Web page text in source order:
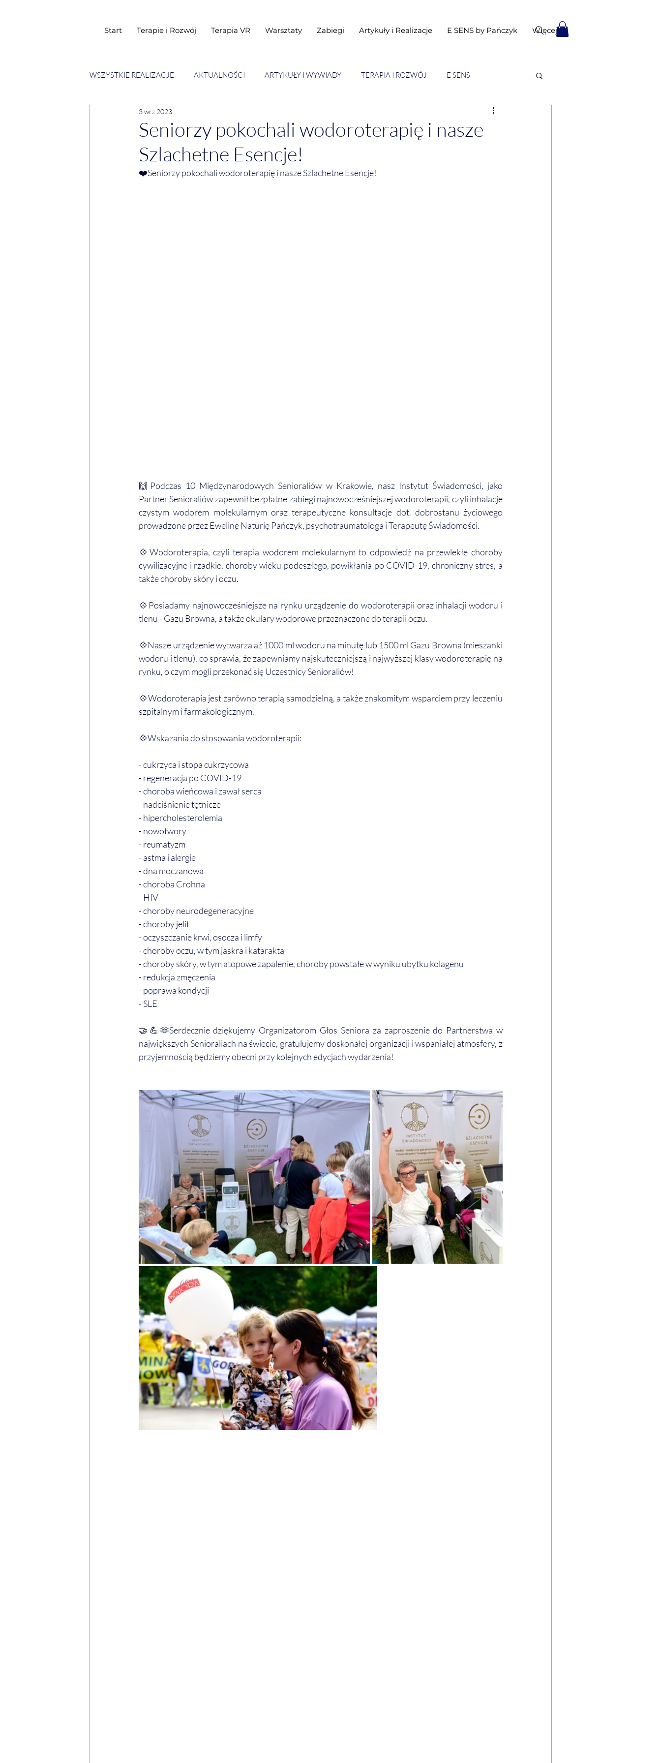
Start Terapie i Rozwój Terapia VR Warsztaty Zabiegi Artykuły i Realizacje E SENS by Pańczyk Więcej
WSZYSTKIE REALIZACJE AKTUALNOŚCI ARTYKUŁY I WYWIADY TERAPIA I ROZWÓJ E SENS
SESJE ESENCJI CHWIL
Seniorzy pokochali wodoroterapię i nasze
Szlachetne Esencje!
3 wrz 2023
❤️Seniorzy pokochali wodoroterapię i nasze Szlachetne Esencje!
🙌Podczas 10 Międzynarodowych Senioraliów w Krakowie, nasz Instytut Świadomości, jako
Partner Senioraliów zapewnił bezpłatne zabiegi najnowocześniejszej wodoroterapii, czyli inhalacje
czystym wodorem molekularnym oraz terapeutyczne konsultacje dot. dobrostanu życiowego
prowadzone przez Ewelinę Naturię Pańczyk, psychotraumatologa i Terapeutę Świadomości.
💠Wodoroterapia, czyli terapia wodorem molekularnym to odpowiedź na przewlekłe choroby
cywilizacyjne i rzadkie, choroby wieku podeszłego, powikłania po COVID-19, chroniczny stres, a
także choroby skóry i oczu.
💠Posiadamy najnowocześniejsze na rynku urządzenie do wodoroterapii oraz inhalacji wodoru i
tlenu - Gazu Browna, a także okulary wodorowe przeznaczone do terapii oczu.
💠Nasze urządzenie wytwarza aż 1000 ml wodoru na minutę lub 1500 ml Gazu Browna (mieszanki
wodoru i tlenu), co sprawia, że zapewniamy najskuteczniejszą i najwyższej klasy wodoroterapię na
rynku, o czym mogli przekonać się Uczestnicy Senioraliów!
💠Wodoroterapia jest zarówno terapią samodzielną, a także znakomitym wsparciem przy leczeniu
szpitalnym i farmakologicznym.
💠Wskazania do stosowania wodoroterapii:
- cukrzyca i stopa cukrzycowa
- regeneracja po COVID-19
- choroba wieńcowa i zawał serca
- nadciśnienie tętnicze
- hipercholesterolemia
- nowotwory
- reumatyzm
- astma i alergie
- dna moczanowa
- choroba Crohna
- HIV
- choroby neurodegeneracyjne
- choroby jelit
- oczyszczanie krwi, osocza i limfy
- choroby oczu, w tym jaskra i katarakta
- choroby skóry, w tym atopowe zapalenie, choroby powstałe w wyniku ubytku kolagenu
- redukcja zmęczenia
- poprawa kondycji
- SLE
🤝💪🫶Serdecznie dziękujemy Organizatorom Głos Seniora za zaproszenie do Partnerstwa w
największych Senioraliach na świecie, gratulujemy doskonałej organizacji i wspaniałej atmosfery, z
przyjemnością będziemy obecni przy kolejnych edycjach wydarzenia!